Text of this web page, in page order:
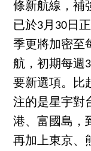
條新航線，補
已於3月30日
季更將加密至
航，初期每週
要新選項。比
注的是星宇對
港、富國島，
再加上東京、